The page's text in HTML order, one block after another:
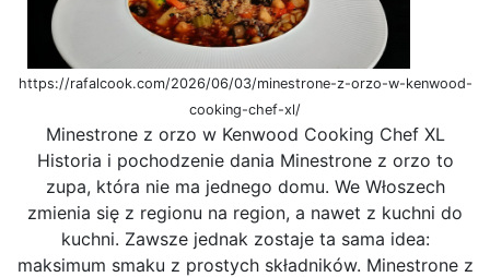
https://rafalcook.com/2026/06/03/minestrone-z-orzo-w-kenwood-
cooking-chef-xl/
Minestrone z orzo w Kenwood Cooking Chef XL
Historia i pochodzenie dania Minestrone z orzo to
zupa, która nie ma jednego domu. We Włoszech
zmienia się z regionu na region, a nawet z kuchni do
kuchni. Zawsze jednak zostaje ta sama idea:
maksimum smaku z prostych składników. Minestrone z